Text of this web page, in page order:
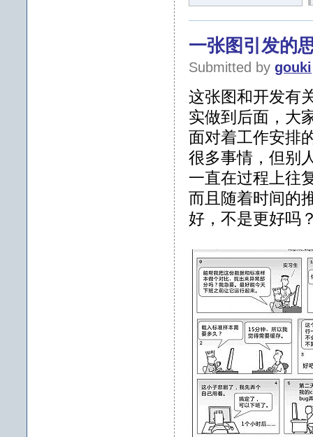
一张图引发的
Submitted by gouki
这张图和开发有
实做到后面，大
面对着工作安排
很多事情，但别
一直在过程上往
而且随着时间的
好，不是更好吗